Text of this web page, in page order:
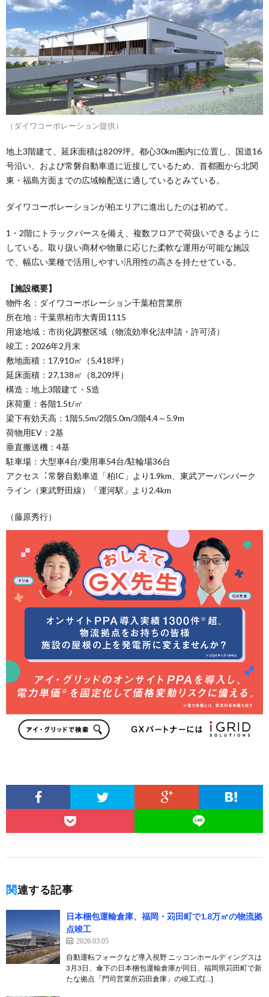
（ダイワコーポレーション提供）
地上3階建て、延床面積は8209坪。都心30km圏内に位置し、国道16
号沿い、および常磐自動車道に近接しているため、首都圏から北関
東・福島方面までの広域輸配送に適しているとみている。
ダイワコーポレーションが柏エリアに進出したのは初めて。
1・2階にトラックバースを備え、複数フロアで荷扱いできるように
している。取り扱い商材や物量に応じた柔軟な運用が可能な施設
で、幅広い業種で活用しやすい汎用性の高さを持たせている。
【施設概要】
物件名：ダイワコーポレーション千葉柏営業所
所在地：千葉県柏市大青田1115
用途地域：市街化調整区域（物流効率化法申請・許可済）
竣工：2026年2⽉末
敷地面積：17,910㎡（5,418坪）
延床面積：27,138㎡（8,209坪）
構造：地上3階建て・S造
床荷重：各階1.5t/㎡
梁下有効天高：1階5.5m/2階5.0m/3階4.4～5.9m
荷物用EV：2基
垂直搬送機：4基
駐車場：大型車4台/乗用車54台/駐輪場36台
アクセス︓常磐自動車道「柏IC」より1.9km、東武アーバンパーク
ライン（東武野田線）「運河駅」より2.4km
（藤原秀行）
関連する記事
日本梱包運輸倉庫、福岡・苅田町で1.8万㎡の物流拠
点竣工
2026.03.05
自動運転フォークなど導入視野 ニッコンホールディングスは
3月3日、傘下の日本梱包運輸倉庫が同日、福岡県苅田町で新
たな拠点「門司営業所苅田倉庫」の竣工式[…]